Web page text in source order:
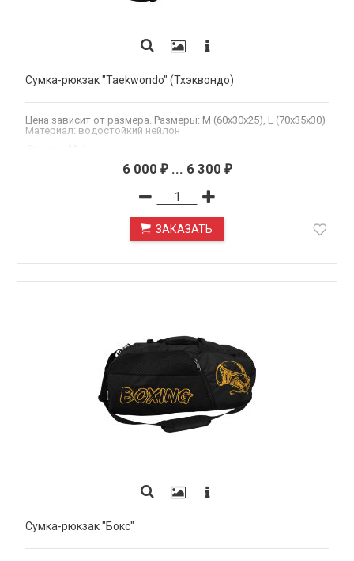
Сумка-рюкзак "Taekwondo" (Тхэквондо)
Цена зависит от размера. Размеры: M (60х30х25), L (70х35х30)
Материал: водостойкий нейлон
6 000 ₽... 6 300 ₽
ЗАКАЗАТЬ
Сумка-рюкзак "Бокс"